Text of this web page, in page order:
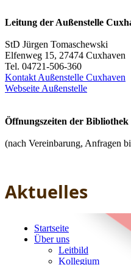
Leitung der Außenstelle
StD Jürgen Tomaschewski
Elfenweg 15, 27474 Cuxhaven
Tel. 04721-506-360
Kontakt Außenstelle Cuxhaven
Webseite Außenstelle
Öffnungszeiten der Bibliothek
(nach Vereinbarung, Anfragen
Aktuelles